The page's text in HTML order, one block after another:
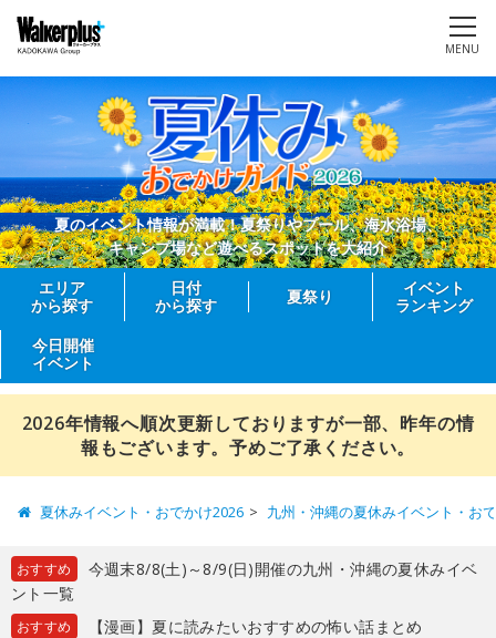
MENU
夏のイベント情報が満載！夏祭りやプール、海水浴場、
キャンプ場など遊べるスポットを大紹介
エリア
から探す
日付
から探す
夏祭り
イベント
ランキング
今日開催
イベント
2026年情報へ順次更新しておりますが一部、昨年の情
報もございます。予めご了承ください。
夏休みイベント・おでかけ2026 九州・沖縄の夏休みイベント・お
おすすめ
今週末8/8(土)～8/9(日)開催の九州・沖縄の夏休みイベ
ント一覧
おすすめ 【漫画】夏に読みたいおすすめの怖い話まとめ